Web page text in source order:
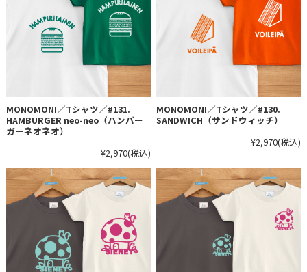
MONOMONI／Tシャツ／#131.
HAMBURGER neo-neo（ハンバー
ガーネオネオ）
¥2,970(税込)
MONOMONI／Tシャツ／#130.
SANDWICH（サンドウィッチ）
¥2,970(税込)